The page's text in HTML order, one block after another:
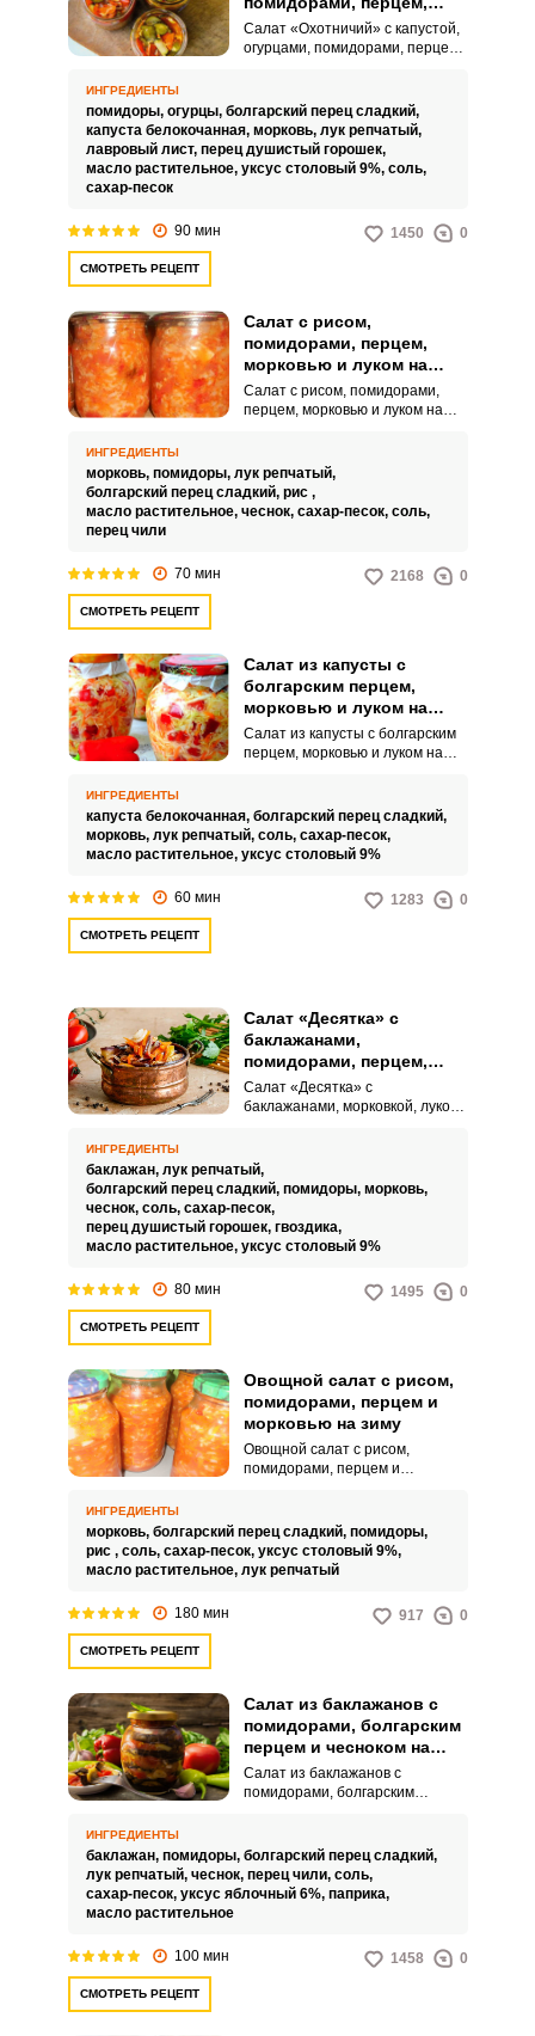
повреждений на кожуре.
морковью и луком на
зиму
Салат «Охотничий» с капустой,
огурцами, помидорами, перцем,
витамины и вкус летних овощей
на весь год. Этот салат будет
отличным гарниром для мясных
или рыбных блюд.
ИНГРЕДИЕНТЫ
помидоры, огурцы, болгарский перец сладкий,
капуста белокочанная, морковь, лук репчатый,
лавровый лист, перец душистый горошек,
масло растительное, уксус столовый 9%, соль,
сахар-песок
90 мин 1450 0
СМОТРЕТЬ РЕЦЕПТ
Салат с рисом,
помидорами, перцем,
морковью и луком на
зиму
Салат с рисом, помидорами,
перцем, морковью и луком на
Свежие помидоры, ароматный
перец, хрустящая морковь и лук
привнесут в рацион максимум
ИНГРЕДИЕНТЫ
морковь, помидоры, лук репчатый,
болгарский перец сладкий, рис ,
масло растительное, чеснок, сахар-песок, соль,
перец чили
70 мин 2168 0
СМОТРЕТЬ РЕЦЕПТ
Салат из капусты с
болгарским перцем,
морковью и луком на
зиму
Салат из капусты с болгарским
перцем, морковью и луком на
понравится любому.
Используются простые
ингредиенты, но получается это
ИНГРЕДИЕНТЫ
капуста белокочанная, болгарский перец сладкий,
морковь, лук репчатый, соль, сахар-песок,
масло растительное, уксус столовый 9%
60 мин 1283 0
СМОТРЕТЬ РЕЦЕПТ
Салат «Десятка» с
баклажанами,
помидорами, перцем,
морковью и луком на
зиму
Салат «Десятка» с
баклажанами, морковкой, луком,
исполнении кулинарный
вариант. Такая заготовка
примечательна тем, что
основные ингредиенты нужно
добавлять в количестве по 10
ИНГРЕДИЕНТЫ
баклажан, лук репчатый,
болгарский перец сладкий, помидоры, морковь,
чеснок, соль, сахар-песок,
перец душистый горошек, гвоздика,
масло растительное, уксус столовый 9%
80 мин 1495 0
СМОТРЕТЬ РЕЦЕПТ
Овощной салат с рисом,
помидорами, перцем и
морковью на зиму
Овощной салат с рисом,
помидорами, перцем и
Приготовив его один раз, вы
станете его готовить каждый
год. Можете открыть баночку
качестве закуски или заправки
ИНГРЕДИЕНТЫ
морковь, болгарский перец сладкий, помидоры,
рис , соль, сахар-песок, уксус столовый 9%,
масло растительное, лук репчатый
180 мин 917 0
СМОТРЕТЬ РЕЦЕПТ
Салат из баклажанов с
помидорами, болгарским
перцем и чесноком на
зиму
Салат из баклажанов с
помидорами, болгарским
интересное по вкусу угощение
для вашего домашнего меню.
Заготовленный аппетитный
ИНГРЕДИЕНТЫ
баклажан, помидоры, болгарский перец сладкий,
лук репчатый, чеснок, перец чили, соль,
сахар-песок, уксус яблочный 6%, паприка,
масло растительное
100 мин 1458 0
СМОТРЕТЬ РЕЦЕПТ